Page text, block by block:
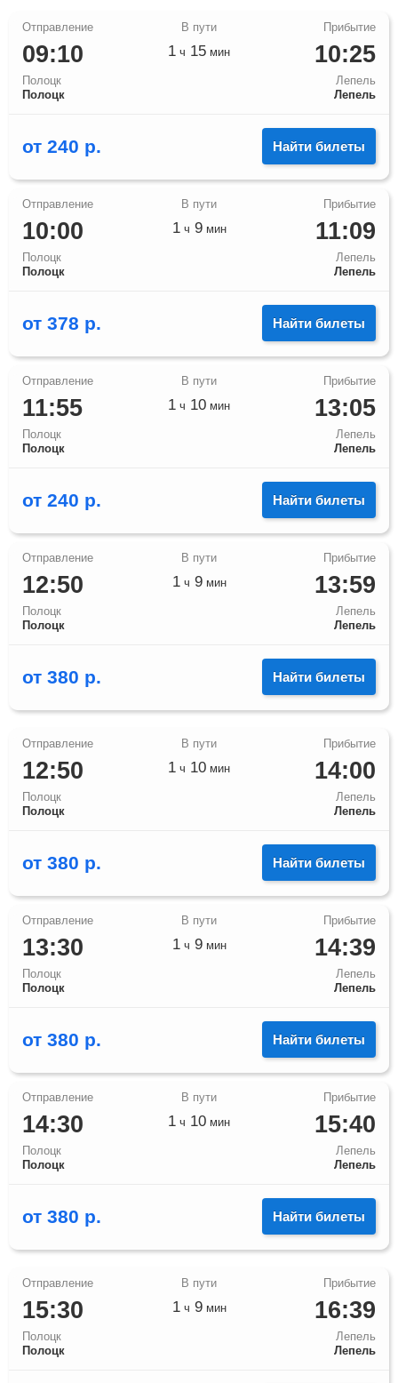
09:10
Полоцк
Полоцк
10:25
Лепель
Лепель
1 ч 15 мин
от 240 р. Найти билеты
10:00
Полоцк
Полоцк
11:09
Лепель
Лепель
1ч 9мин
от 378 р. Найти билеты
11:55
Полоцк
Полоцк
13:05
Лепель
Лепель
1 ч 10 мин
от 240 р. Найти билеты
12:50
Полоцк
Полоцк
13:59
Лепель
Лепель
1ч 9мин
от 380 р. Найти билеты
12:50
Полоцк
Полоцк
14:00
Лепель
Лепель
1 ч 10 мин
от 380 р. Найти билеты
13:30
Полоцк
Полоцк
14:39
Лепель
Лепель
1ч 9мин
от 380 р. Найти билеты
14:30
Полоцк
Полоцк
15:40
Лепель
Лепель
1 ч 10 мин
от 380 р. Найти билеты
15:30
Полоцк
Полоцк
16:39
Лепель
Лепель
1ч 9мин